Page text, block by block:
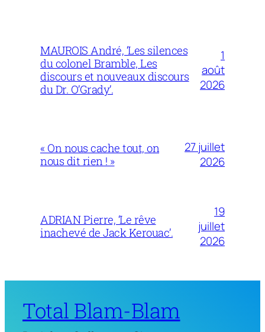
MAUROIS André, ‘Les silences
du colonel Bramble, Les
discours et nouveaux discours
du Dr. O’Grady’.
1
août
2026
« On nous cache tout, on
nous dit rien ! »
27 juillet
2026
ADRIAN Pierre, ‘Le rêve
inachevé de Jack Kerouac’.
19
juillet
2026
Total Blam-Blam